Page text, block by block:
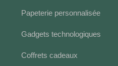
Papeterie personnalisée
Gadgets technologiques
Coffrets cadeaux